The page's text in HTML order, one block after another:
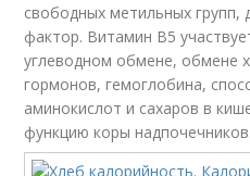
свободных метильных групп,
фактор. Витамин В5
углеводном обмене, обмене
гормонов, гемоглобина,
аминокислот и сахаров в
функцию коры надпочечников.